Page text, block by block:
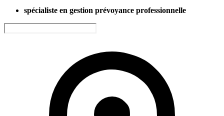
spécialiste en gestion prévoyance professionnelle